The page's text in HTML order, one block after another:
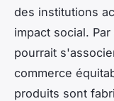
des institutions
impact social.
pourrait
commerce
produits sont